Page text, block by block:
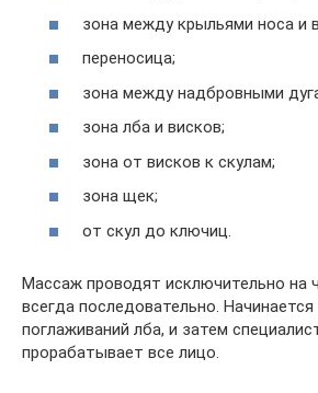
зона между крыльями носа и
переносица;
зона между надбровными
зона лба и висков;
зона от висков к скулам;
зона щек;
от скул до ключиц.
Массаж проводят исключительно на
всегда последовательно. Начинается
поглаживаний лба, и затем
прорабатывает все лицо.